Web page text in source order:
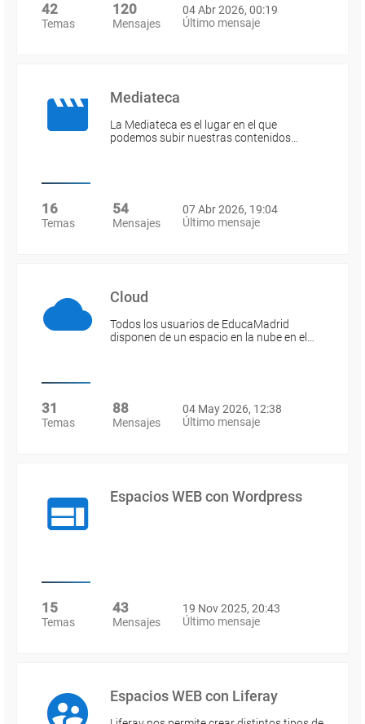
42
Temas
120
Mensajes
04 Abr 2026, 00:19
Último mensaje
Mediateca
La Mediateca es el lugar en el que
podemos subir nuestras contenidos…
16
Temas
54
Mensajes
07 Abr 2026, 19:04
Último mensaje
Cloud
Todos los usuarios de EducaMadrid
disponen de un espacio en la nube en el…
31
Temas
88
Mensajes
04 May 2026, 12:38
Último mensaje
Espacios WEB con Wordpress
15
Temas
43
Mensajes
19 Nov 2025, 20:43
Último mensaje
Espacios WEB con Liferay